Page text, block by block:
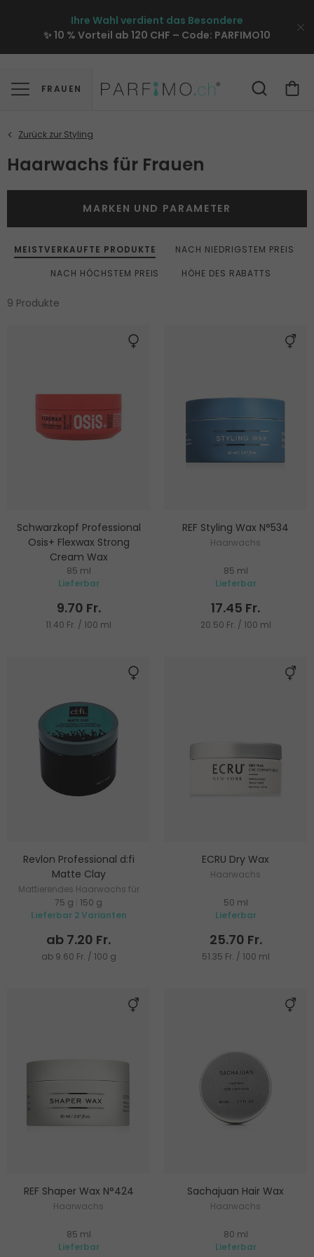
Ihre Wahl verdient das Besondere
✨ 10 % Vorteil ab 120 CHF – Code: PARFIMO10
FRAUEN
Haarwachs für Frauen
MEISTVERKAUFTE PRODUKTE
NACH NIEDRIGSTEM PREIS
NACH HÖCHSTEM PREIS
HÖHE DES RABATTS
9 Produkte
MARKEN UND PARAMETER
Schwarzkopf Professional
Osis+ Flexwax Strong
Cream Wax
Haarwachs für starke
Fixierung
85 ml
Lieferbar
9.70 Fr.
11.40 Fr. / 100 ml
REF Styling Wax N°534
Haarwachs
85 ml
Lieferbar
17.45 Fr.
20.50 Fr. / 100 ml
Revlon Professional d:fi
Matte Clay
Mattierendes Haarwachs für
starke Fixierung
75 g
150 g
Lieferbar 2 Varianten
ab 7.20 Fr.
ab 9.60 Fr. / 100 g
ECRU Dry Wax
Haarwachs
50 ml
Lieferbar
25.70 Fr.
51.35 Fr. / 100 ml
REF Shaper Wax N°424
Haarwachs
85 ml
Lieferbar
Sachajuan Hair Wax
Haarwachs
80 ml
Lieferbar